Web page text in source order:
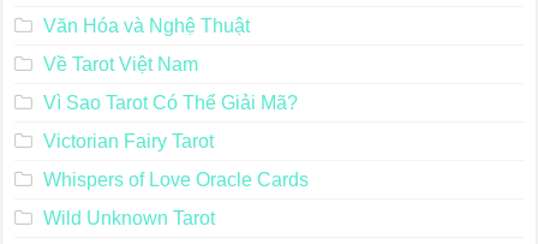
Văn Hóa và Nghệ Thuật
Về Tarot Việt Nam
Vì Sao Tarot Có Thể Giải Mã?
Victorian Fairy Tarot
Whispers of Love Oracle Cards
Wild Unknown Tarot